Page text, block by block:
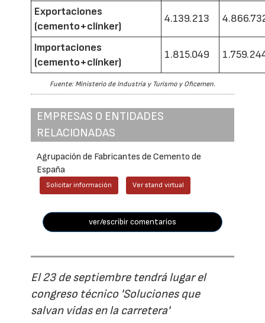
Exportaciones
(cemento+clínker)
4.139.213
Importaciones
(cemento+clínker)
1.815.049
Fuente: Ministerio de Industria y Turismo y Oficemen.
EMPRESAS O ENTIDADES
RELACIONADAS
Agrupación de Fabricantes de Cemento de
España
Solicitar información Ver stand virtual
ver/escribir comentarios
El 23 de septiembre tendrá lugar el
congreso técnico 'Soluciones que
salvan vidas en la carretera'